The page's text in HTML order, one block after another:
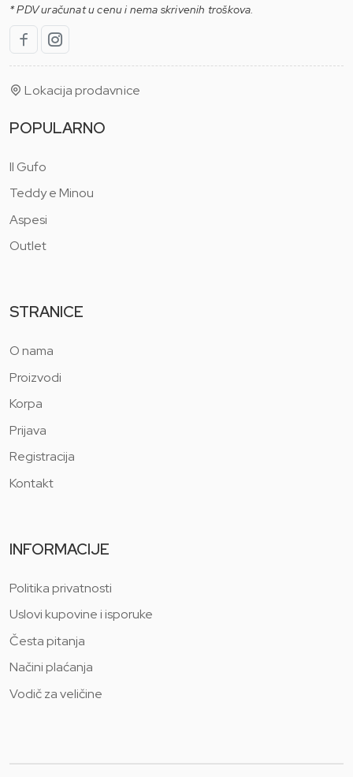
* PDV uračunat u cenu i nema skrivenih troškova.
Lokacija prodavnice
POPULARNO
Il Gufo
Teddy e Minou
Aspesi
Outlet
STRANICE
O nama
Proizvodi
Korpa
Prijava
Registracija
Kontakt
INFORMACIJE
Politika privatnosti
Uslovi kupovine i isporuke
Česta pitanja
Načini plaćanja
Vodič za veličine